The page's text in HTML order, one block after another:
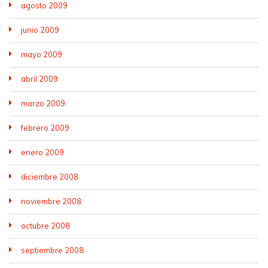
agosto 2009
junio 2009
mayo 2009
abril 2009
marzo 2009
febrero 2009
enero 2009
diciembre 2008
noviembre 2008
octubre 2008
septiembre 2008